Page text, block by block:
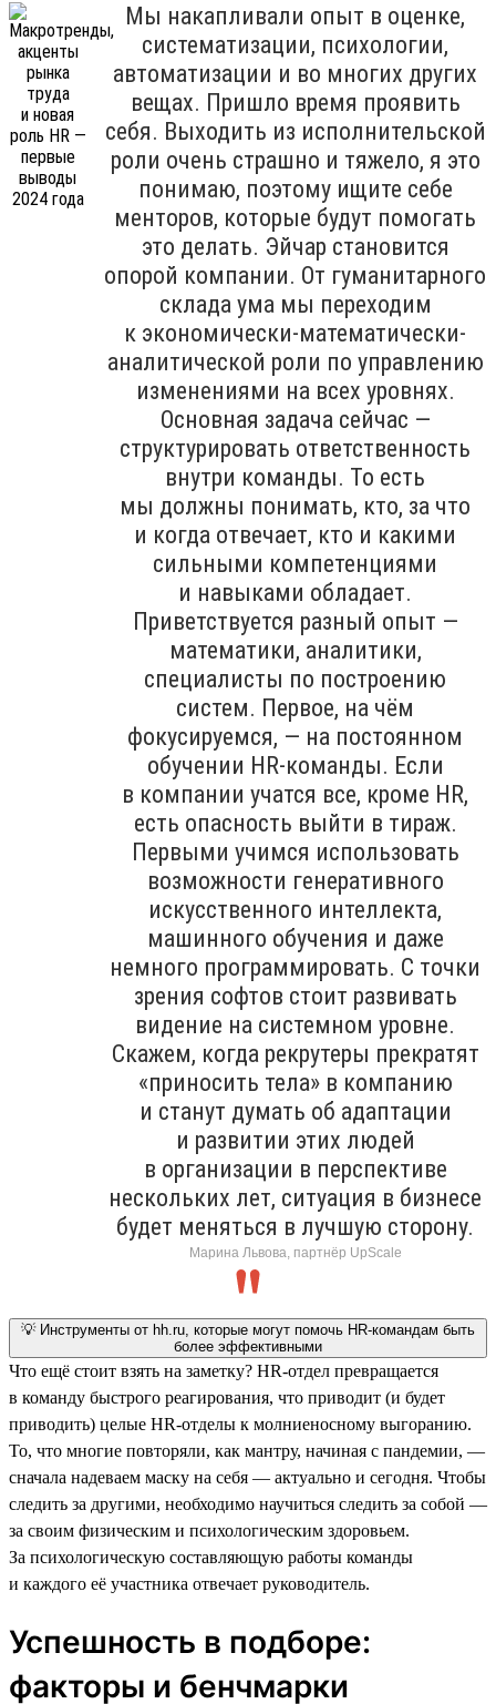
Мы накапливали опыт в оценке,
систематизации, психологии,
автоматизации и во многих других
вещах. Пришло время проявить
себя. Выходить из исполнительской
роли очень страшно и тяжело, я это
понимаю, поэтому ищите себе
менторов, которые будут помогать
это делать. Эйчар становится
опорой компании. От гуманитарного
склада ума мы переходим
к экономически-математически-
аналитической роли по управлению
изменениями на всех уровнях.
Основная задача сейчас —
структурировать ответственность
внутри команды. То есть
мы должны понимать, кто, за что
и когда отвечает, кто и какими
сильными компетенциями
и навыками обладает.
Приветствуется разный опыт —
математики, аналитики,
специалисты по построению
систем. Первое, на чём
фокусируемся, — на постоянном
обучении HR-команды. Если
в компании учатся все, кроме HR,
есть опасность выйти в тираж.
Первыми учимся использовать
возможности генеративного
искусственного интеллекта,
машинного обучения и даже
немного программировать. С точки
зрения софтов стоит развивать
видение на системном уровне.
Скажем, когда рекрутеры прекратят
«приносить тела» в компанию
и станут думать об адаптации
и развитии этих людей
в организации в перспективе
нескольких лет, ситуация в бизнесе
будет меняться в лучшую сторону.
Марина Львова, партнёр UpScale
💡 Инструменты от hh.ru, которые могут помочь HR-командам быть
более эффективными
Что ещё стоит взять на заметку? HR-отдел превращается
в команду быстрого реагирования, что приводит (и будет
приводить) целые HR-отделы к молниеносному выгоранию.
То, что многие повторяли, как мантру, начиная с пандемии, —
сначала надеваем маску на себя — актуально и сегодня. Чтобы
следить за другими, необходимо научиться следить за собой —
за своим физическим и психологическим здоровьем.
За психологическую составляющую работы команды
и каждого её участника отвечает руководитель.
Успешность в подборе:
факторы и бенчмарки